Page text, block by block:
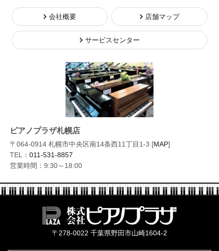
会社概要 店舗マップ
サービスセンター
ピアノプラザ札幌店
〒064-0914 札幌市中央区南14条西11丁目1-3 [MAP]
TEL： 011-531-8857
営業時間：9:30～18:00
〒278-0022 千葉県野田市山崎1604-2